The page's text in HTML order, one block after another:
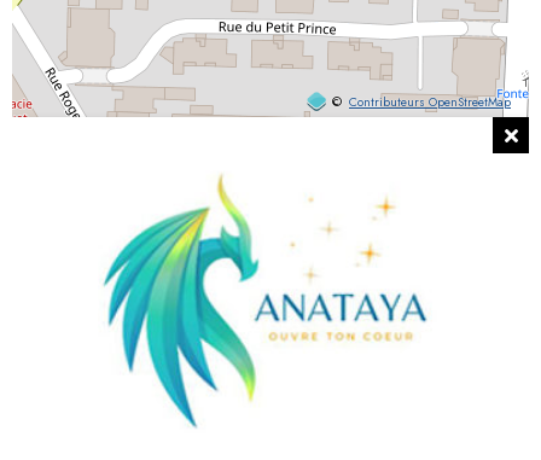
© Contributeurs OpenStreetMap